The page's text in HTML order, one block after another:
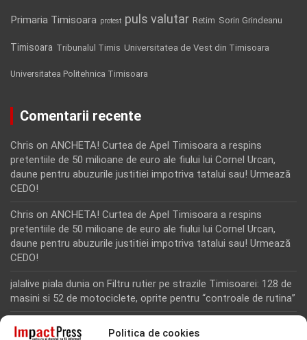
Politica de cookies
Primaria Timisoara protest puls valutar Retim Sorin Grindeanu
Timisoara Tribunalul Timis Universitatea de Vest din Timisoara
Universitatea Politehnica Timisoara
Comentarii recente
Chris on ANCHETA! Curtea de Apel Timisoara a respins
pretentiile de 50 milioane de euro ale fiului lui Cornel Urcan,
daune pentru abuzurile justitiei impotriva tatalui sau! Urmează
CEDO!
Chris on ANCHETA! Curtea de Apel Timisoara a respins
pretentiile de 50 milioane de euro ale fiului lui Cornel Urcan,
daune pentru abuzurile justitiei impotriva tatalui sau! Urmează
CEDO!
jalalive piala dunia on Filtru rutier pe strazile Timisoarei: 128 de
masini si 52 de motociclete, oprite pentru “controale de rutina”
Rodion Camatoritul